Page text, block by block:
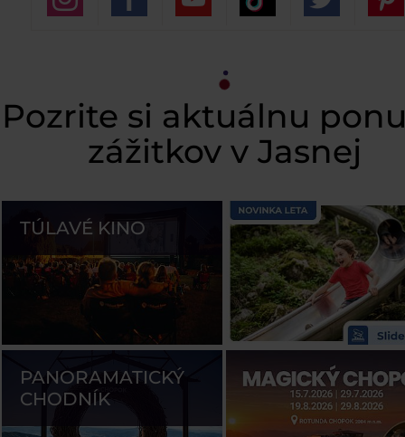
Pozrite si aktuálnu
zážitkov v Jasnej
TÚLAVÉ KINO
PANORAMATICKÝ
CHODNÍK